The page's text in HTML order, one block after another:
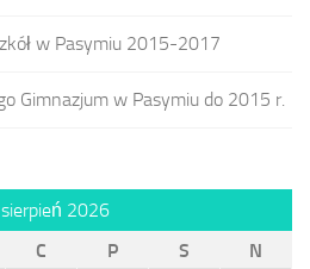
w Pasymiu 2015-2017
Gimnazjum w Pasymiu do 2015 r.
sierpień 2026
C P S
N